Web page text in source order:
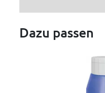
Dazu passen